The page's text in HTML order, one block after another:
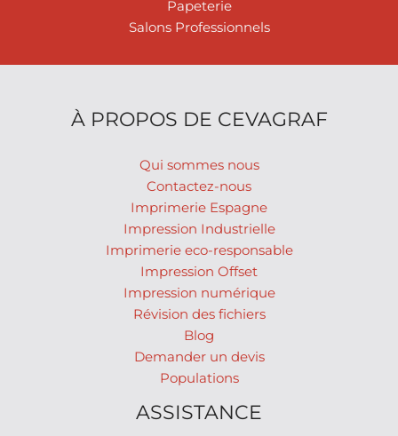
Papeterie
Salons Professionnels
À PROPOS DE CEVAGRAF
Qui sommes nous
Contactez-nous
Imprimerie Espagne
Impression Industrielle
Imprimerie eco-responsable
Impression Offset
Impression numérique
Révision des fichiers
Blog
Demander un devis
Populations
ASSISTANCE